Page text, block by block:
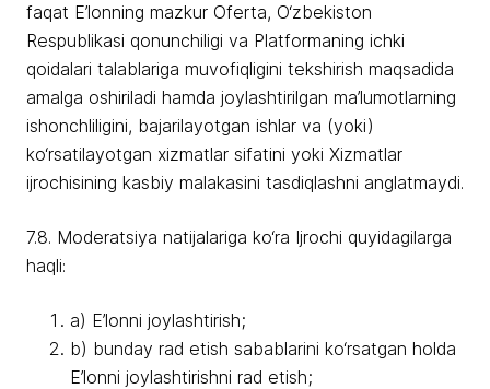
faqat E’lonning mazkur Oferta, O‘zbekiston
Respublikasi qonunchiligi va Platformaning ichki
qoidalari talablariga muvofiqligini tekshirish maqsadida
amalga oshiriladi hamda joylashtirilgan ma’lumotlarning
ishonchliligini, bajarilayotgan ishlar va (yoki)
ko‘rsatilayotgan xizmatlar sifatini yoki Xizmatlar
ijrochisining kasbiy malakasini tasdiqlashni anglatmaydi.
7.8. Moderatsiya natijalariga ko‘ra Ijrochi quyidagilarga
haqli:
a) E’lonni joylashtirish;
b) bunday rad etish sabablarini ko‘rsatgan holda
E’lonni joylashtirishni rad etish;